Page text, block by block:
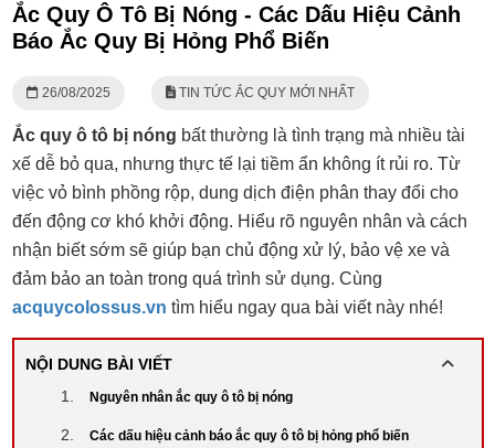
Ắc Quy Ô Tô Bị Nóng - Các Dấu Hiệu Cảnh
Báo Ắc Quy Bị Hỏng Phổ Biến
26/08/2025 TIN TỨC ẮC QUY MỚI NHẤT
Ắc quy ô tô bị nóng bất thường là tình trạng mà nhiều tài
xế dễ bỏ qua, nhưng thực tế lại tiềm ẩn không ít rủi ro. Từ
việc vỏ bình phồng rộp, dung dịch điện phân thay đổi cho
đến động cơ khó khởi động. Hiểu rõ nguyên nhân và cách
nhận biết sớm sẽ giúp bạn chủ động xử lý, bảo vệ xe và
đảm bảo an toàn trong quá trình sử dụng. Cùng
acquycolossus.vn tìm hiểu ngay qua bài viết này nhé!
NỘI DUNG BÀI VIẾT
Nguyên nhân ắc quy ô tô bị nóng
Các dấu hiệu cảnh báo ắc quy ô tô bị hỏng phổ biến